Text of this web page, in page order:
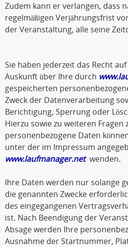
Zudem kann er verlangen, dass
regelmäßigen Verjährungsfrist
der Veranstaltung, alle seine
Sie haben jederzeit das Recht
Auskunft über Ihre durch
gespeicherten
Zweck der Datenverarbeitung
Berichtigung, Sperrung oder
Hierzu sowie zu weiteren Fragen
personenbezogene Daten
unter der im Impressum
www.laufmanager.netwenden.
Ihre Daten werden nur solange
die genannten Zwecke
des eingegangenen
ist. Nach Beendigung der
Absage werden Ihre
Ausnahme der Startnummer,